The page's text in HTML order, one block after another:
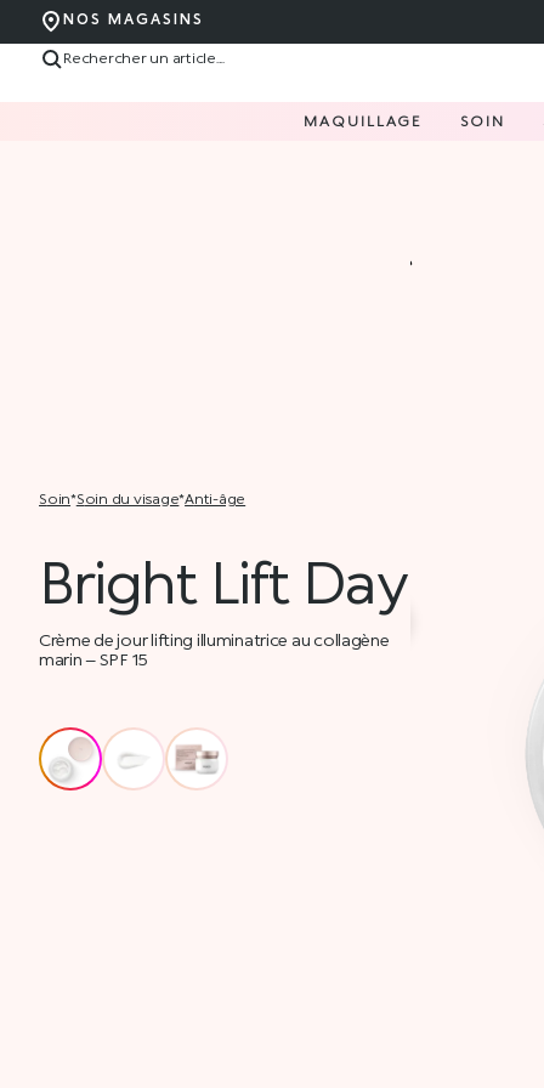
NOS MAGASINS
MAQUILLAGE SOIN
soin* soin du visage* anti-âge
Bright Lift Day
Crème de jour lifting illuminatrice au collagène
marin – SPF 15